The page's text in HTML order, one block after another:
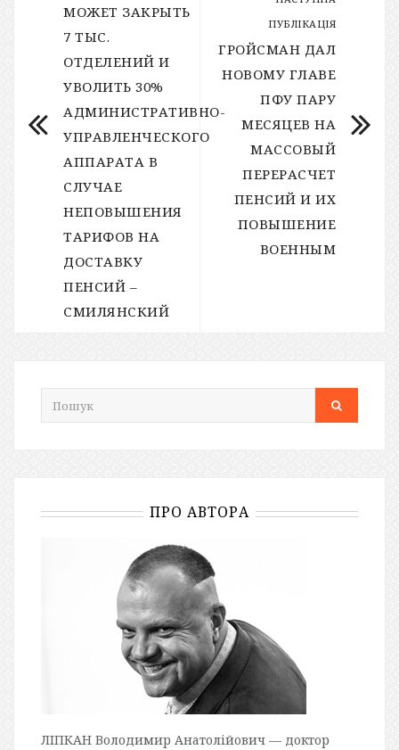
МОЖЕТ ЗАКРЫТЬ
7 ТЫС.
ОТДЕЛЕНИЙ И
УВОЛИТЬ 30%
АДМИНИСТРАТИВНО-
УПРАВЛЕНЧЕСКОГО
АППАРАТА В
СЛУЧАЕ
НЕПОВЫШЕНИЯ
ТАРИФОВ НА
ДОСТАВКУ
ПЕНСИЙ –
СМИЛЯНСКИЙ
ПУБЛІКАЦІЯ
ГРОЙСМАН ДАЛ
НОВОМУ ГЛАВЕ
ПФУ ПАРУ
МЕСЯЦЕВ НА
МАССОВЫЙ
ПЕРЕРАСЧЕТ
ПЕНСИЙ И ИХ
ПОВЫШЕНИЕ
ВОЕННЫМ
ПРО АВТОРА
ЛІПКАН Володимир Анатолійович — доктор